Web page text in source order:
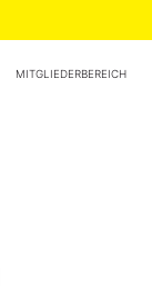
MITGLIEDERBEREICH